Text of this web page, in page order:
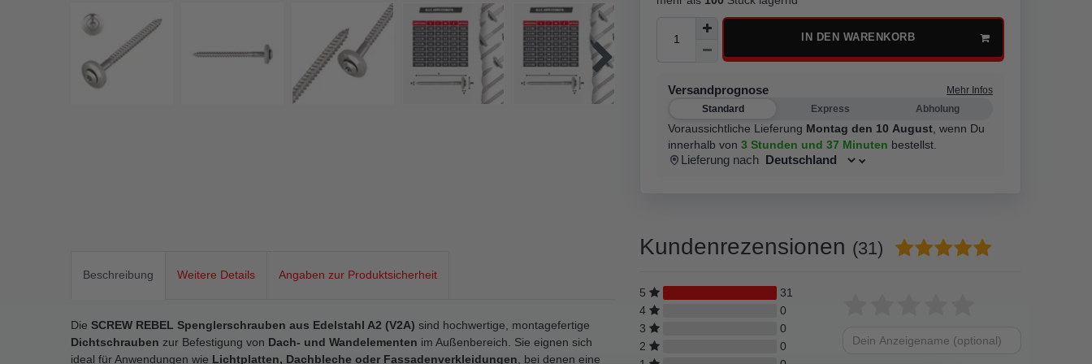
IN DEN WARENKORB
Versandprognose
Mehr Infos
Standard
Express Abholung
Voraussichtliche Lieferung Montag den 10 August, wenn Du
innerhalb von 3 Stunden und 37 Minuten bestellst.
Lieferung nach
Beschreibung Weitere Details Angaben zur Produktsicherheit
Die SCREW REBEL Spenglerschrauben aus Edelstahl A2 (V2A) sind hochwertige, montagefertige
Dichtschrauben zur Befestigung von Dach- und Wandelementen im Außenbereich. Sie eignen sich
ideal für Anwendungen wie Lichtplatten, Dachbleche oder Fassadenverkleidungen , bei denen eine
Kundenrezensionen (31)
5
31
4
0
3
0
2
0
von
von
von
von
von